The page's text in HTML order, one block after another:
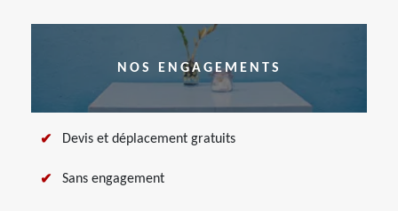
NOS ENGAGEMENTS
Devis et déplacement gratuits
Sans engagement